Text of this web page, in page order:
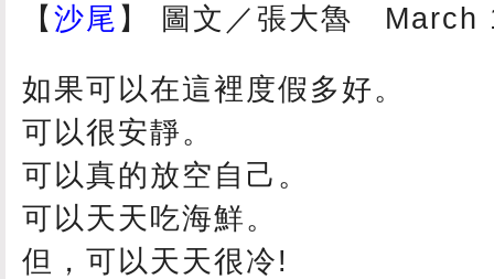
【 沙尾 】 圖文／張大魯 March
如果可以在這裡度假多好。
可以很安靜。
可以真的放空自己。
可以天天吃海鮮。
但，可以天天很冷!